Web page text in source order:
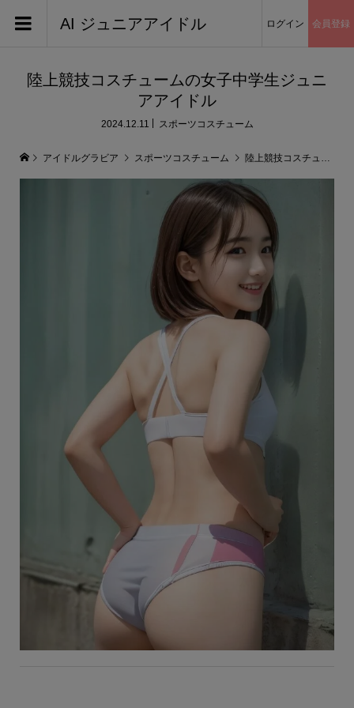
AI ジュニアアイドル ログイン 会員登録
陸上競技コスチュームの女子中学生ジュニ
アアイドル
2024.12.11 スポーツコスチューム
アイドルグラビア スポーツコスチューム 陸上競技コスチュームの女子中学生ジュニアアイドル